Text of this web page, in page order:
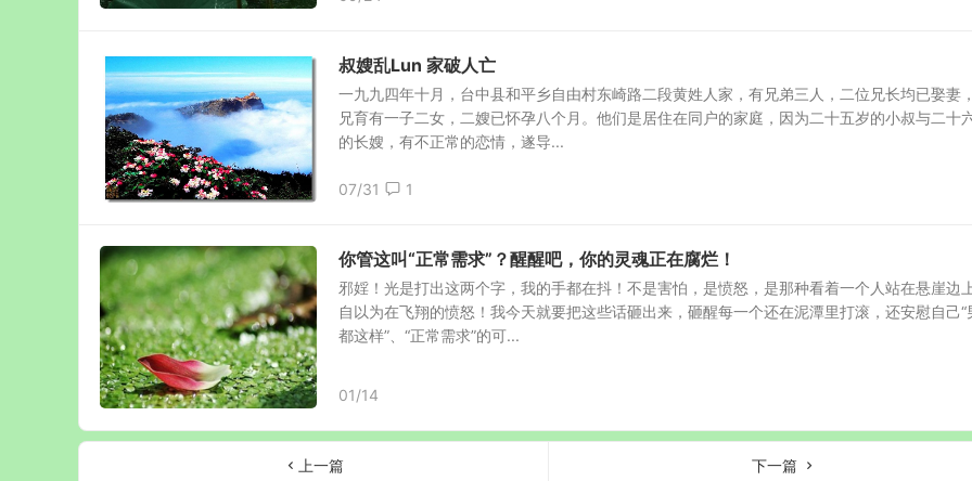
叔嫂乱Lun 家破人亡
一九九四年十月，台中县和平乡自由村东崎路二段黄姓人家，有兄弟三人，二位兄长均已娶妻
兄育有一子二女，二嫂已怀孕八个月。他们是居住在同户的家庭，因为二十五岁的小叔与二十
的长嫂，有不正常的恋情，遂导...
07/31 1
你管这叫“正常需求”？醒醒吧，你的灵魂正在腐烂！
邪婬！光是打出这两个字，我的手都在抖！不是害怕，是愤怒，是那种看着一个人站在悬崖边
自以为在飞翔的愤怒！我今天就要把这些话砸出来，砸醒每一个还在泥潭里打滚，还安慰自己“
都这样”、“正常需求”的可...
01/14
上一篇
下一篇